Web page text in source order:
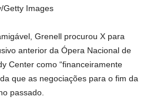
Getty Images
Grenell procurou X para
anterior da Ópera Nacional de
Center como “financeiramente
que as negociações para o fim da
passado.